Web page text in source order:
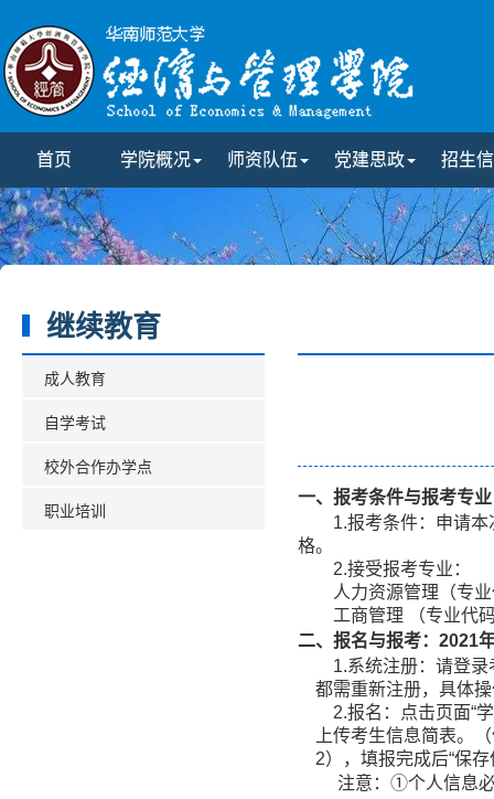
首页 学院概况 师资队伍 党建思政 招生
继续教育
成人教育
自学考试
校外合作办学点
职业培训
一、报考条件与报考专业
1.报考条件：申请
格。
2.接受报考专业：
人力资源管理（专
工商管理 （专业代
二、报名与报考： 2021
1.系统注册：请登录
都需重新注册，具体
2.报名：点击页面“
上传考生信息简表。
2），填报完成后“保存
注意： ①个人信息